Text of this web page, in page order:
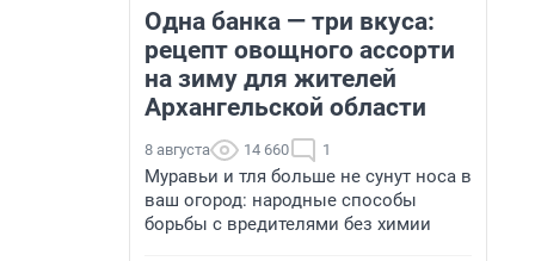
Одна банка — три вкуса:
рецепт овощного ассорти
на зиму для жителей
Архангельской области
8 августа 14 660 1
Муравьи и тля больше не сунут носа в
ваш огород: народные способы
борьбы с вредителями без химии